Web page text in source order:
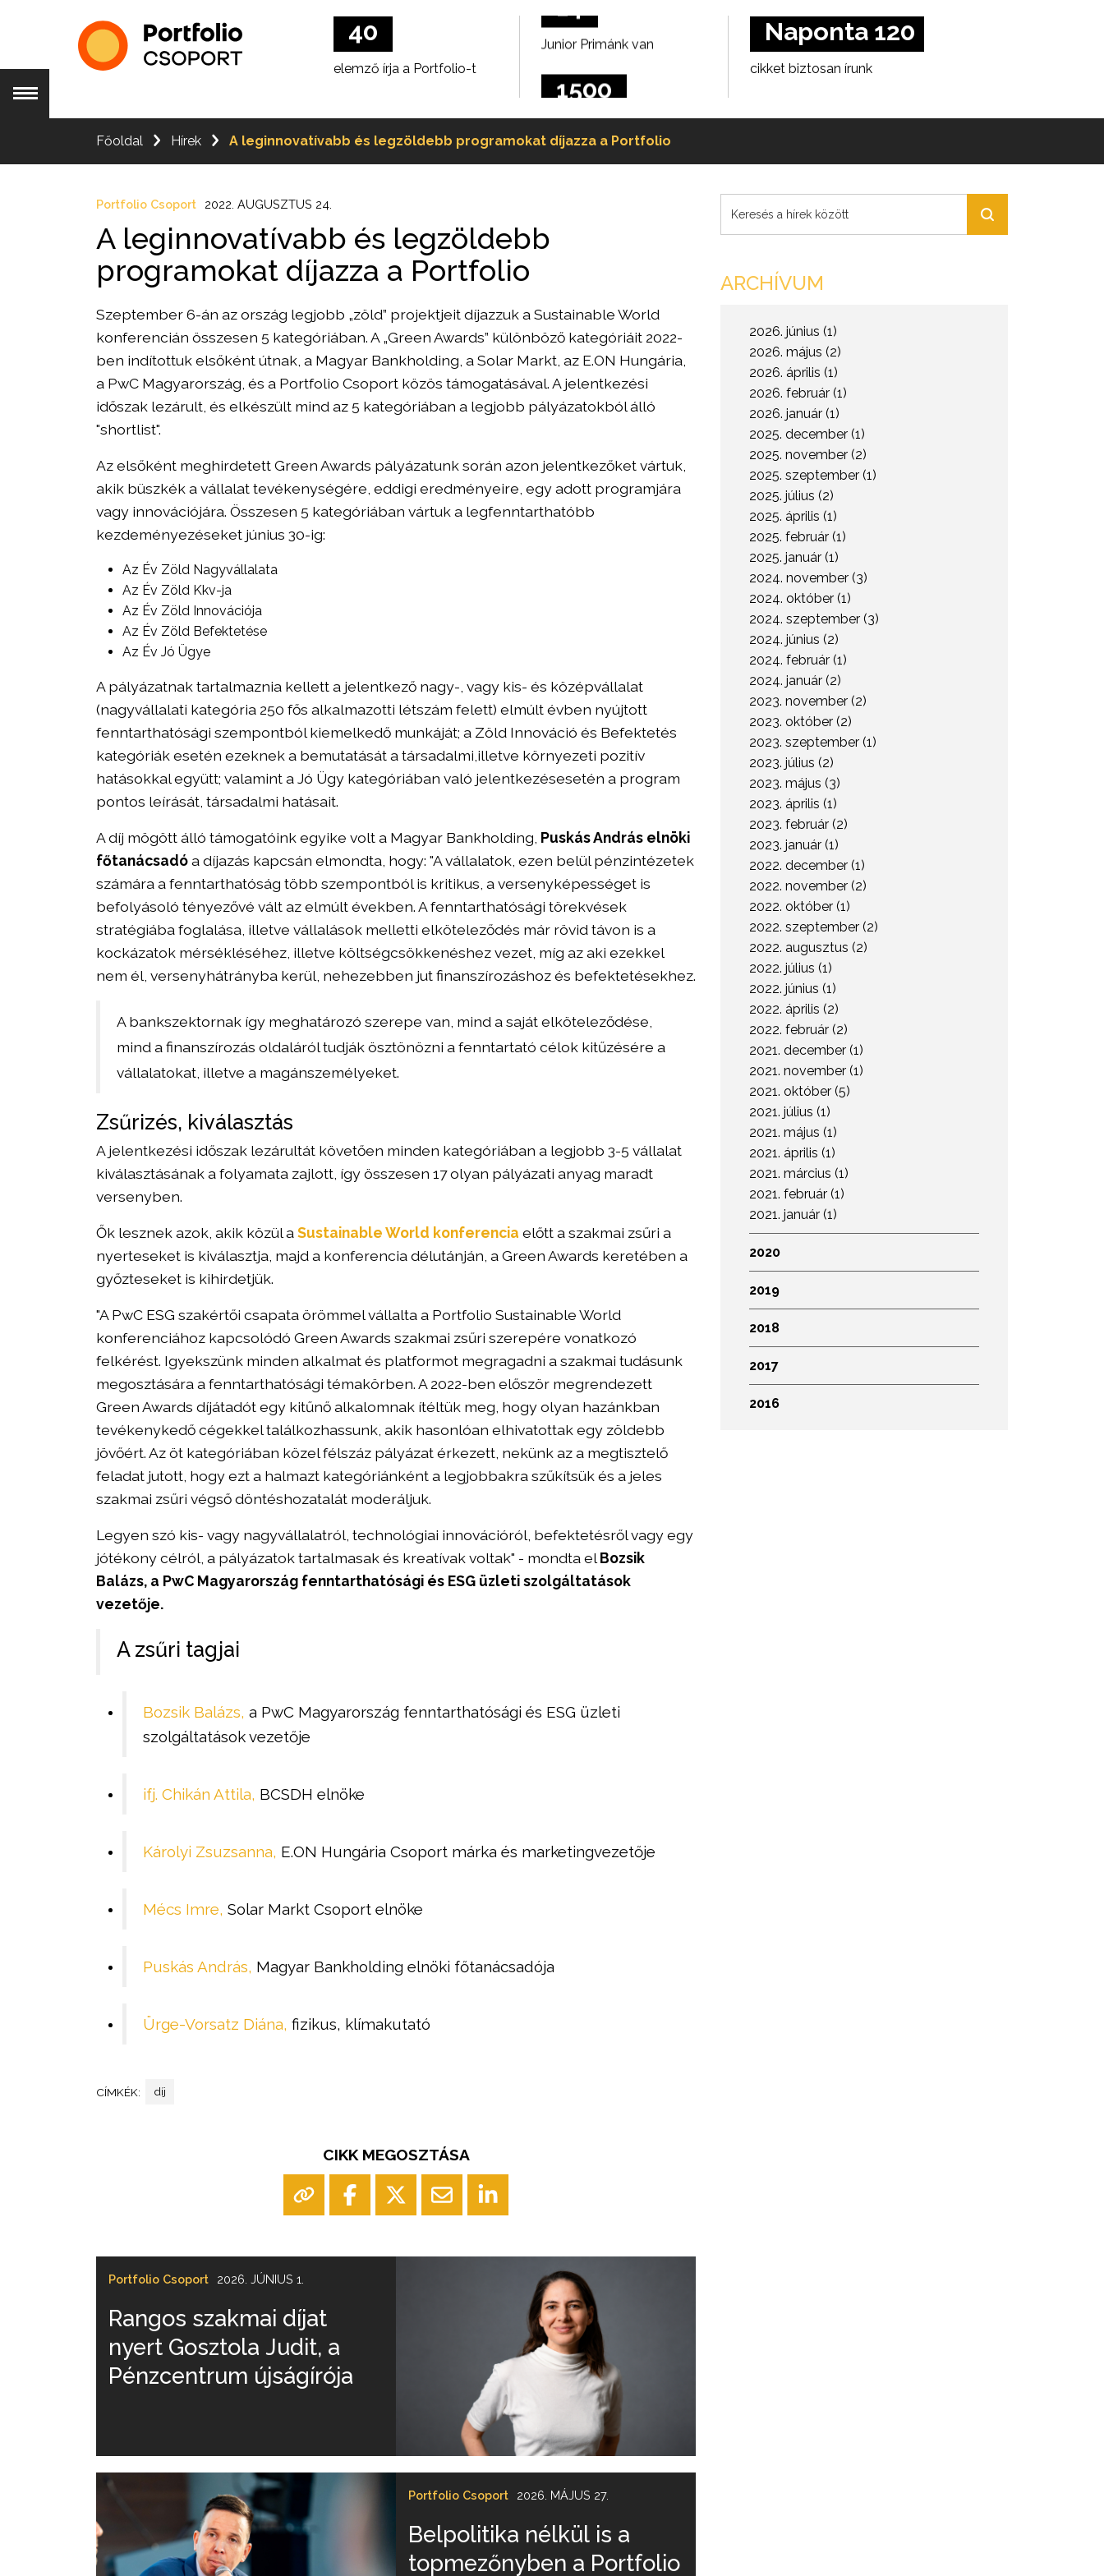
40
elemző írja a Portfolio-t
550 ezren
követnek a Facebookon
piacvezető a Portfolio
40
elemző írja a Portfolio-t
550 ezren
követnek a Facebookon
piacvezető a Portfolio
1500
meg havonta
3000
résztvevő volt az
szerkesztő dolgozik a
Pénzcentrumnál
Junior Primánk van
1500
meg havonta
Agrárszektor 2025-ön
10
Naponta 120
cikket biztosan írunk
Hetente 15X
140-en
dolgozunk a Portfolio
Naponta 120
Hetente 15X
legalább nyilatkozunk
140-en
dolgozunk a Portfolio
Csoportnál
Főoldal Hírek A leginnovatívabb és legzöldebb programokat díjazza a Portfolio
Portfolio Csoport 2022. AUGUSZTUS 24.
A leginnovatívabb és legzöldebb
programokat díjazza a Portfolio
Szeptember 6-án az ország legjobb „zöld” projektjeit díjazzuk a Sustainable World
konferencián összesen 5 kategóriában. A „Green Awards” különböző kategóriáit 2022-
ben indítottuk elsőként útnak, a Magyar Bankholding, a Solar Markt, az E.ON Hungária,
a PwC Magyarország, és a Portfolio Csoport közös támogatásával. A jelentkezési
időszak lezárult, és elkészült mind az 5 kategóriában a legjobb pályázatokból álló
"shortlist".
Az elsőként meghirdetett Green Awards pályázatunk során azon jelentkezőket vártuk,
akik büszkék a vállalat tevékenységére, eddigi eredményeire, egy adott programjára
vagy innovációjára. Összesen 5 kategóriában vártuk a legfenntarthatóbb
kezdeményezéseket június 30-ig:
Az Év Zöld Nagyvállalata
Az Év Zöld Kkv-ja
Az Év Zöld Innovációja
Az Év Zöld Befektetése
Az Év Jó Ügye
A pályázatnak tartalmaznia kellett a jelentkező nagy-, vagy kis- és középvállalat
(nagyvállalati kategória 250 fős alkalmazotti létszám felett) elmúlt évben nyújtott
fenntarthatósági szempontból kiemelkedő munkáját; a Zöld Innováció és Befektetés
kategóriák esetén ezeknek a bemutatását a társadalmi,illetve környezeti pozitív
hatásokkal együtt; valamint a Jó Ügy kategóriában való jelentkezésesetén a program
pontos leírását, társadalmi hatásait.
A díj mögött álló támogatóink egyike volt a Magyar Bankholding, Puskás András elnöki
főtanácsadóa díjazás kapcsán elmondta, hogy: "A vállalatok, ezen belül pénzintézetek
számára a fenntarthatóság több szempontból is kritikus, a versenyképességet is
befolyásoló tényezővé vált az elmúlt években. A fenntarthatósági törekvések
stratégiába foglalása, illetve vállalások melletti elköteleződés már rövid távon is a
kockázatok mérsékléséhez, illetve költségcsökkenéshez vezet, míg az aki ezekkel
nem él, versenyhátrányba kerül, nehezebben jut finanszírozáshoz és befektetésekhez.
A bankszektornak így meghatározó szerepe van, mind a saját elköteleződése,
mind a finanszírozás oldaláról tudják ösztönözni a fenntartató célok kitűzésére a
vállalatokat, illetve a magánszemélyeket.
Zsűrizés, kiválasztás
A jelentkezési időszak lezárultát követően minden kategóriában a legjobb 3-5 vállalat
kiválasztásának a folyamata zajlott, így összesen 17 olyan pályázati anyag maradt
versenyben.
Ők lesznek azok, akik közül aSustainable World konferencia előtt a szakmai zsűri a
nyerteseket is kiválasztja, majd a konferencia délutánján, a Green Awards keretében a
győzteseket is kihirdetjük.
"A PwC ESG szakértői csapata örömmel vállalta a Portfolio Sustainable World
konferenciához kapcsolódó Green Awards szakmai zsűri szerepére vonatkozó
felkérést. Igyekszünk minden alkalmat és platformot megragadni a szakmai tudásunk
megosztására a fenntarthatósági témakörben. A 2022-ben először megrendezett
Green Awards díjátadót egy kitűnő alkalomnak ítéltük meg, hogy olyan hazánkban
tevékenykedő cégekkel találkozhassunk, akik hasonlóan elhivatottak egy zöldebb
jövőért. Az öt kategóriában közel félszáz pályázat érkezett, nekünk az a megtisztelő
feladat jutott, hogy ezt a halmazt kategóriánként a legjobbakra szűkítsük és a jeles
szakmai zsűri végső döntéshozatalát moderáljuk.
Legyen szó kis- vagy nagyvállalatról, technológiai innovációról, befektetésről vagy egy
jótékony célról, a pályázatok tartalmasak és kreatívak voltak" - mondta el Bozsik
Balázs, a PwC Magyarország fenntarthatósági és ESG üzleti szolgáltatások
vezetője.
A zsűri tagjai
Bozsik Balázs, a PwC Magyarország fenntarthatósági és ESG üzleti
szolgáltatások vezetője
ifj. Chikán Attila, BCSDH elnöke
Károlyi Zsuzsanna, E.ON Hungária Csoport márka és marketingvezetője
Mécs Imre, Solar Markt Csoport elnöke
Puskás András, Magyar Bankholding elnöki főtanácsadója
Ürge-Vorsatz Diána, fizikus, klímakutató
CÍMKÉK: díj
CIKK MEGOSZTÁSA
Portfolio Csoport 2026. JÚNIUS 1.
Rangos szakmai díjat
nyert Gosztola Judit, a
Pénzcentrum újságírója
Portfolio Csoport 2026. MÁJUS 27.
Belpolitika nélkül is a
topmezőnyben a Portfolio
ARCHÍVUM
2026. június (1)
2026. május (2)
2026. április (1)
2026. február (1)
2026. január (1)
2025. december (1)
2025. november (2)
2025. szeptember (1)
2025. július (2)
2025. április (1)
2025. február (1)
2025. január (1)
2024. november (3)
2024. október (1)
2024. szeptember (3)
2024. június (2)
2024. február (1)
2024. január (2)
2023. november (2)
2023. október (2)
2023. szeptember (1)
2023. július (2)
2023. május (3)
2023. április (1)
2023. február (2)
2023. január (1)
2022. december (1)
2022. november (2)
2022. október (1)
2022. szeptember (2)
2022. augusztus (2)
2022. július (1)
2022. június (1)
2022. április (2)
2022. február (2)
2021. december (1)
2021. november (1)
2021. október (5)
2021. július (1)
2021. május (1)
2021. április (1)
2021. március (1)
2021. február (1)
2021. január (1)
2020
2019
2018
2017
2016